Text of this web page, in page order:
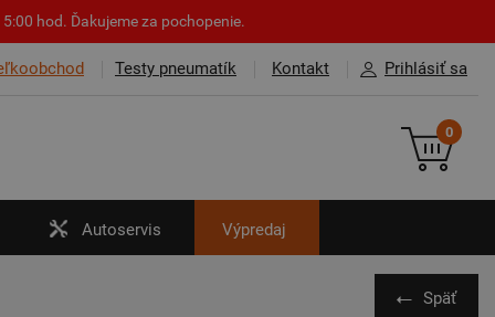
hod. Ďakujeme za pochopenie.
Testy pneumatík Kontakt Prihlásiť sa
0
Autoservis Výpredaj
Späť